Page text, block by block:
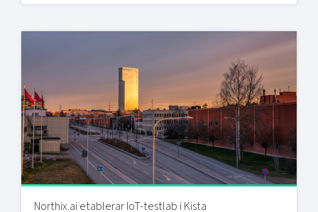
Northix.ai etablerar IoT-testlab i Kista